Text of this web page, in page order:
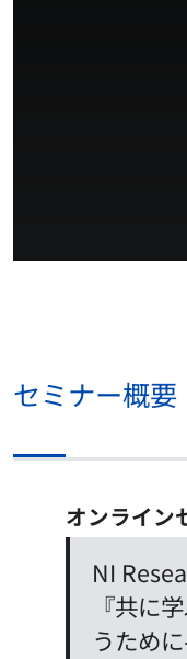
セミナー概要
オンライン
NI
『共に
うために